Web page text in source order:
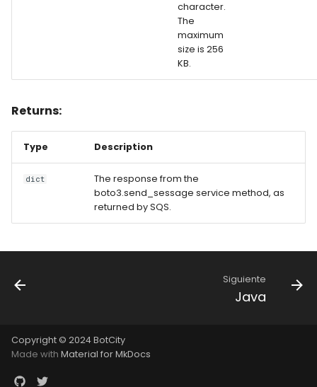
character.
The
maximum
size is 256
KB.
Returns:
Type Description
dict
The response from the
boto3.send_sessage service method, as
returned by SQS.
Siguiente
Java
Copyright © 2024 BotCity
Made with Material for MkDocs